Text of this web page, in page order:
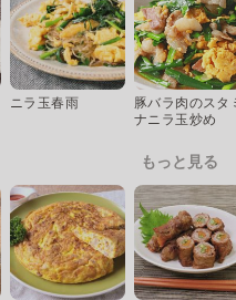
ニラ玉春雨
豚バラ肉のスタ
ナニラ玉炒め
もっと見る